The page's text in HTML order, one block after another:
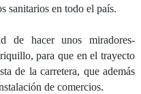
sanitarios en todo el país.
de hacer unos miradores-
para que en el trayecto
de la carretera, que además
de comercios.